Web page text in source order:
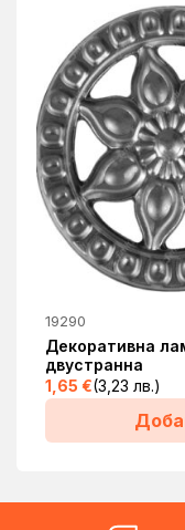
19290
Декоративна
двустранна
1,65 €(3,23 лв.)